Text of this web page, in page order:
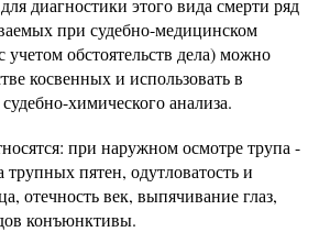
диагностики этого вида смерти ряд
при судебно-медицинском
учетом обстоятельств дела) можно
косвенных и использовать в
химического анализа.
при наружном осмотре трупа -
трупных пятен, одутловатость и
отечность век, выпячивание глаз,
конъюнктивы.